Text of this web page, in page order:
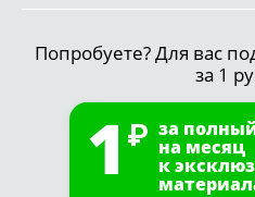
Попробуете? Для вас
за 1
1 за
на месяц
к